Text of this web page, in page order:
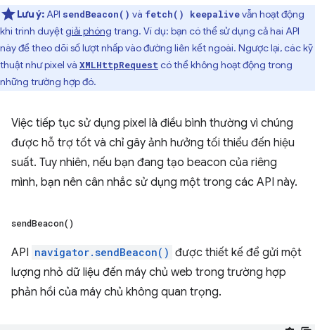
Lưu ý:API sendBeacon() và fetch() keepalivevẫn hoạt động
khi trình duyệtgiải phóng trang. Ví dụ: bạn có thể sử dụng cả hai API
này để theo dõi số lượt nhấp vào đường liên kết ngoài. Ngược lại, các kỹ
thuật như pixel và XMLHttpRequest có thể không hoạt động trong
những trường hợp đó.
Việc tiếp tục sử dụng pixel là điều bình thường vì chúng
được hỗ trợ tốt và chỉ gây ảnh hưởng tối thiểu đến hiệu
suất. Tuy nhiên, nếu bạn đang tạo beacon của riêng
mình, bạn nên cân nhắc sử dụng một trong các API này.
sendBeacon()
API navigator.sendBeacon() được thiết kế để gửi một
lượng nhỏ dữ liệu đến máy chủ web trong trường hợp
phản hồi của máy chủ không quan trọng.